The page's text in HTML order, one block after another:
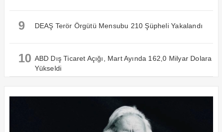
9 DEAŞ Terör Örgütü Mensubu 210 Şüpheli Yakalandı
10 ABD Dış Ticaret Açığı, Mart Ayında 162,0 Milyar Dolara
Yükseldi